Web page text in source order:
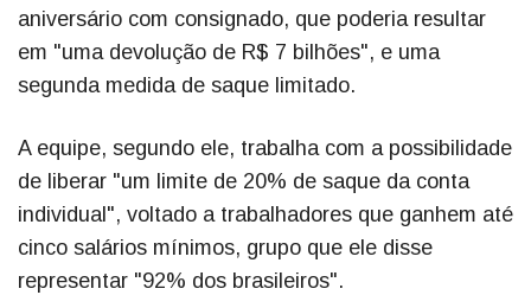
aniversário com consignado, que poderia resultar
em "uma devolução de R$ 7 bilhões", e uma
segunda medida de saque limitado.
A equipe, segundo ele, trabalha com a possibilidade
de liberar "um limite de 20% de saque da conta
individual", voltado a trabalhadores que ganhem até
cinco salários mínimos, grupo que ele disse
representar "92% dos brasileiros".